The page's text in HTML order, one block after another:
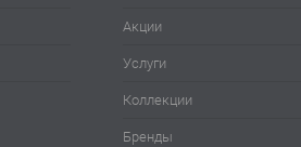
Акции
Услуги
Коллекции
Бренды